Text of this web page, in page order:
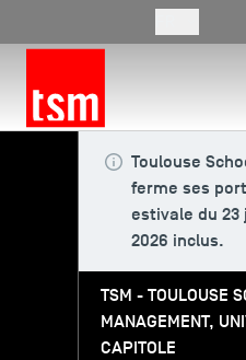
Vie étudiante
Toulouse
ferme ses
estivale du
2026 inclus.
TSM - TOULOUSE
MANAGEMENT,
CAPITOLE